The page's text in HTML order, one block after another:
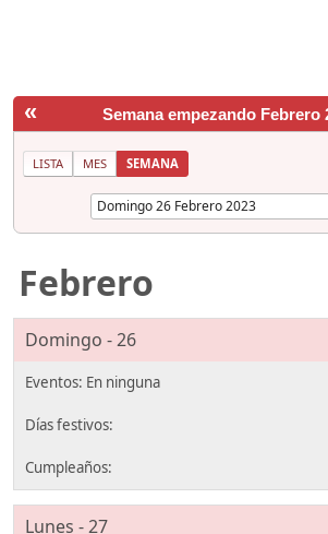
« Semana empezando Febrero
LISTA MES SEMANA
Febrero
Domingo - 26
Lunes - 27